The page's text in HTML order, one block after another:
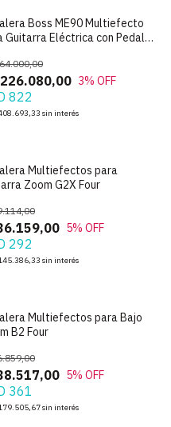
Boss ME90 Multiefecto
Guitarra Eléctrica con Pedal
3% OFF
822
sin interés
Multiefectos para
Zoom G2X Four
5% OFF
292
sin interés
Multiefectos para Bajo
B2 Four
5% OFF
361
sin interés